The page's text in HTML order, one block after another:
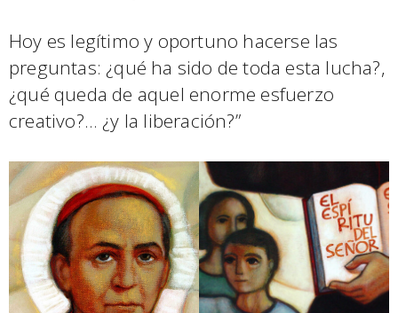
Hoy es legítimo y oportuno hacerse las
preguntas: ¿qué ha sido de toda esta lucha?,
¿qué queda de aquel enorme esfuerzo
creativo?… ¿y la liberación?”